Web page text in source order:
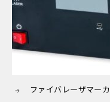
ファイバレーザマー